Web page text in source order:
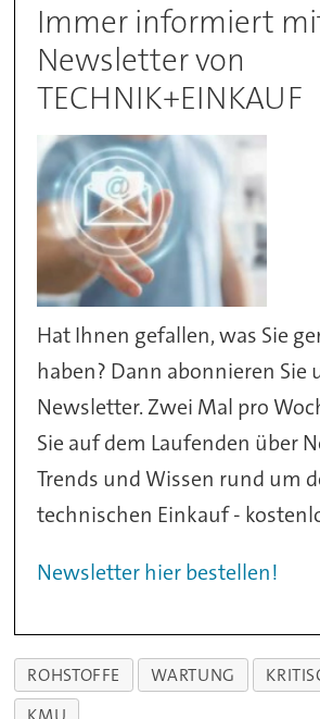
Immer informiert
Newsletter von
TECHNIK+EINKAUF
Hat Ihnen gefallen, was Sie
haben? Dann abonnieren Sie
Newsletter. Zwei Mal pro
Sie auf dem Laufenden über
Trends und Wissen rund um
technischen Einkauf -
Newsletter hier bestellen!
ROHSTOFFE WARTUNG